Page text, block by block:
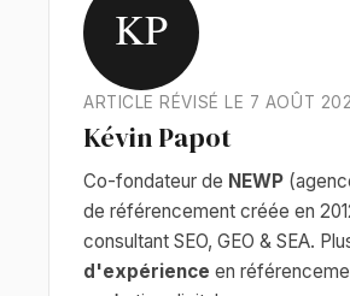
KP
ARTICLE RÉVISÉ LE 7 AOÛT
Kévin Papot
Co-fondateur de NEWP
de référencement créée en
consultant SEO, GEO & SEA.
d'expérience en